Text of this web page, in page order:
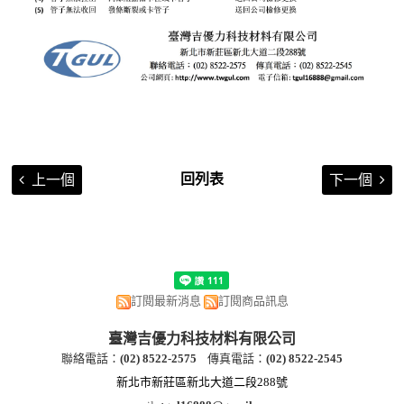
上一個 回列表 下一個
訂閱最新消息 訂閱商品訊息
臺灣吉優力科技材料有限公司
聯絡電話： (02) 8522-2575 傳真電話： (02) 8522-2545
新北市新莊區新北大道二段288號